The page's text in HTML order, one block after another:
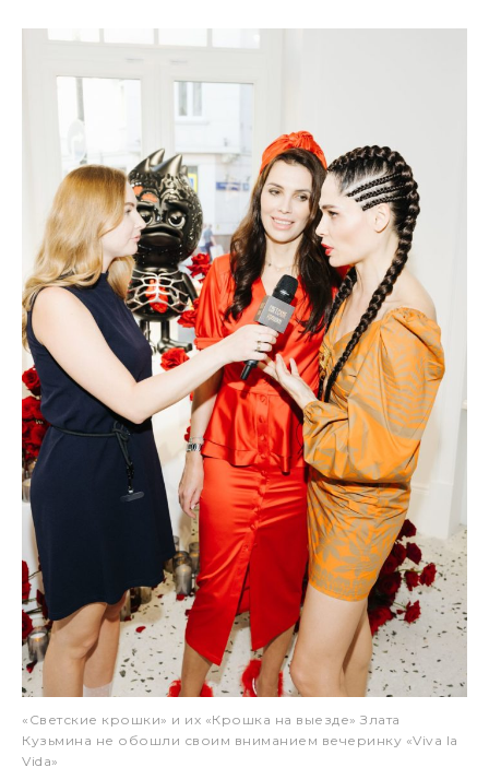
«Светские крошки» и их «Крошка на выезде» Злата
Кузьмина не обошли своим вниманием вечеринку «Viva la
Vida»